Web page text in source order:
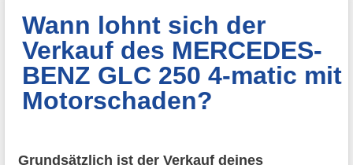
Wann lohnt sich der
Verkauf des MERCEDES-
BENZ GLC 250 4-matic mit
Motorschaden?
Grundsätzlich ist der Verkauf deines